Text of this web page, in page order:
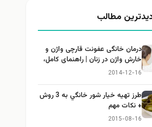
مطالب
درمان خانگی عفونت قارچی واژن و
خارش واژن در زنان | راهنمای کامل،
ایمن و کاربردی
2014-12-16
طرز تهيه خیار شور خانگي به 3 روش
+ نكات مهم
2015-08-16